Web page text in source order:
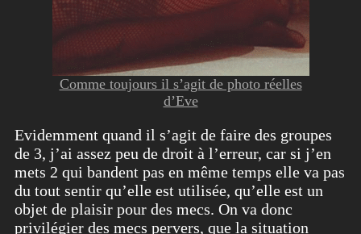
Comme toujours il s’agit de photo réelles
d’Eve
Evidemment quand il s’agit de faire des groupes
de 3, j’ai assez peu de droit à l’erreur, car si j’en
mets 2 qui bandent pas en même temps elle va pas
du tout sentir qu’elle est utilisée, qu’elle est un
objet de plaisir pour des mecs. On va donc
privilégier des mecs pervers, que la situation